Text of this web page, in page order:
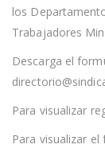
los
Trabajadores
Descarga el
Para visualizar
Para visualizar